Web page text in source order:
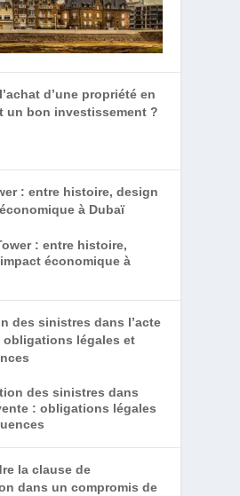
d’une propriété en
un bon investissement ?
: entre histoire, design
à Dubaï
des sinistres dans l’acte
obligations légales et
la clause de
dans un compromis de